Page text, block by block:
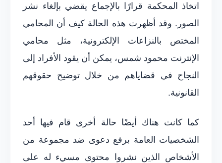
اتخاذ المحكمة قرارًا بالإجماع يقضي بإلغاء نشر
الصور. وقد أظهرت هذه الحالة كيف أن المحامي
المختص بالنزاعات الإلكترونية، مثل محامي
الإنترنت محمود شمس، يمكن أن يقود الأفراد إلى
النجاح في قضاياهم من خلال توضيح حقوقهم
القانونية.
كما كانت هناك أيضًا حالة أخرى قام فيها أحد
الشخصيات العامة برفع دعوى ضد مجموعة من
الأشخاص الذين نشروا محتوى مسيء له على